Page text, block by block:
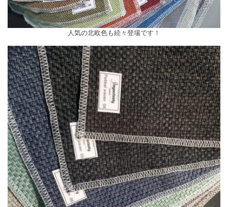
人気の北欧色も続々登場です！